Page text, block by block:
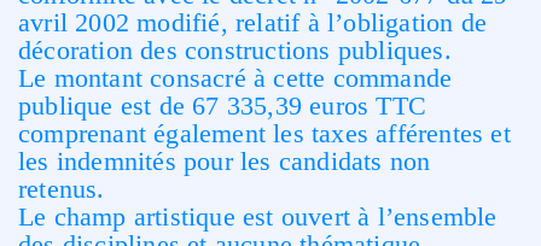
avril 2002 modifié, relatif à l’obligation de
décoration des constructions publiques.
Le montant consacré à cette commande
publique est de 67 335,39 euros TTC
comprenant également les taxes afférentes et
les indemnités pour les candidats non
retenus.
Le champ artistique est ouvert à l’ensemble